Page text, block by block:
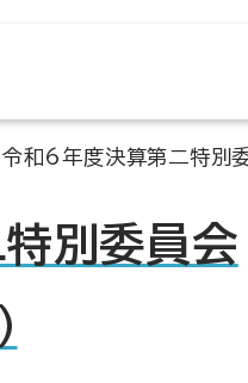
令和6年度決算第二特別
別委員会